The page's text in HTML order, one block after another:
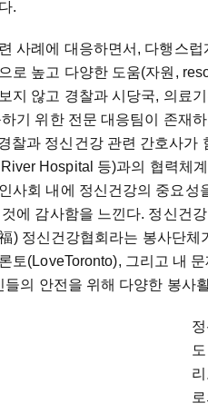
.
사례에 대응하면서, 다행스
로 높고 다양한 도움(자원,
지 않고 경찰과 시당국, 의료
기 위한 전문 대응팀이 존재
찰과 정신건강 관련 간호사가
Hospital 등)과의 협력체
사회 내에 정신건강의 중요
에 감사함을 느낀다. 정신건
) 정신건강협회라는 봉사단
토(LoveToronto), 그리고 내
들의 안전을 위해 다양한 봉사